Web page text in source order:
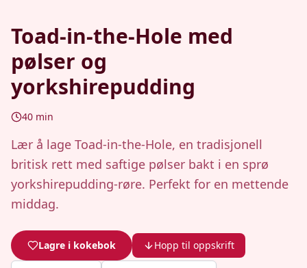
Toad-in-the-Hole med
pølser og
yorkshirepudding
40 min
Lær å lage Toad-in-the-Hole, en tradisjonell
britisk rett med saftige pølser bakt i en sprø
yorkshirepudding-røre. Perfekt for en mettende
middag.
Lagre i kokebok Hopp til oppskrift